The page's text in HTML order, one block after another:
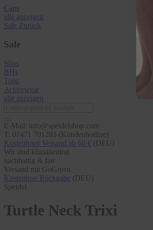
Caps
alle anzeigen
Sale Zurück
Sale
Slips
BHs
Tops
Activewear
alle anzeigen
E-Mail: info@speidelshop.com
T: 07471 701283 (Kundenhotline)
Kostenloser Versand ab 60 € (DEU)
Wir sind klimaneutral
nachhaltig & fair
Versand mit GoGreen
Kostenlose Rückgabe (DEU)
Speidel
Turtle Neck Trixi